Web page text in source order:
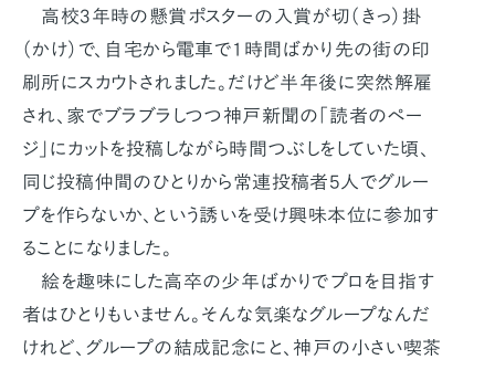
高校3年時の懸賞ポスターの入賞が切（きっ）掛
（かけ）で、自宅から電車で1時間ばかり先の街の印
刷所にスカウトされました。だけど半年後に突然解雇
され、家でブラブラしつつ神戸新聞の「読者のペー
ジ」にカットを投稿しながら時間つぶしをしていた頃、
同じ投稿仲間のひとりから常連投稿者5人でグルー
プを作らないか、という誘いを受け興味本位に参加す
ることになりました。
絵を趣味にした高卒の少年ばかりでプロを目指す
者はひとりもいません。そんな気楽なグループなんだ
けれど、グループの結成記念にと、神戸の小さい喫茶